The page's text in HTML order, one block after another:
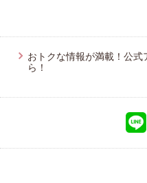
おトクな情報が満載！公
ら！